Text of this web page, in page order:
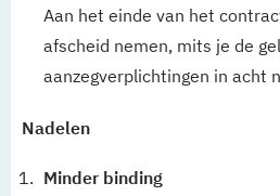
Aan het einde van het
afscheid nemen, mits je de
aanzegverplichtingen in acht
Nadelen
Minder binding